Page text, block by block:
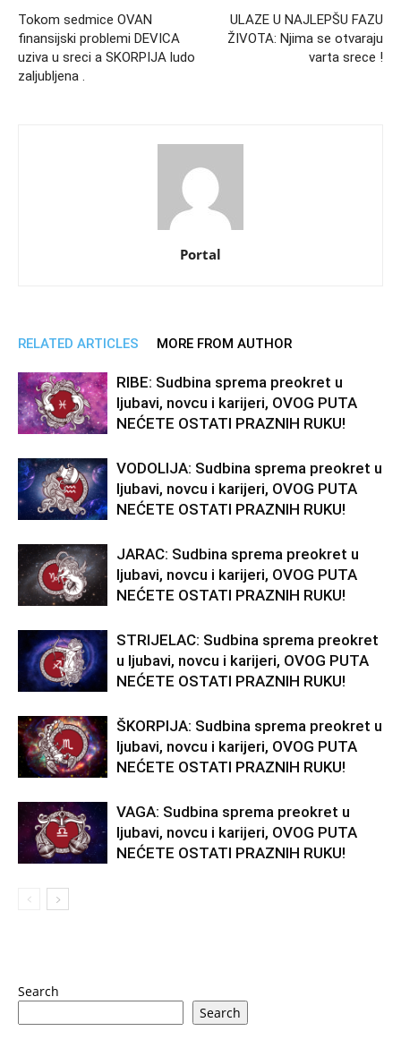
Tokom sedmice OVAN
finansijski problemi DEVICA
uziva u sreci a SKORPIJA ludo
zaljubljena .
ULAZE U NAJLEPŠU FAZU
ŽIVOTA: Njima se otvaraju
varta srece !
Portal
RELATED ARTICLES MORE FROM AUTHOR
RIBE: Sudbina sprema preokret u
ljubavi, novcu i karijeri, OVOG PUTA
NEĆETE OSTATI PRAZNIH RUKU!
VODOLIJA: Sudbina sprema preokret u
ljubavi, novcu i karijeri, OVOG PUTA
NEĆETE OSTATI PRAZNIH RUKU!
JARAC: Sudbina sprema preokret u
ljubavi, novcu i karijeri, OVOG PUTA
NEĆETE OSTATI PRAZNIH RUKU!
STRIJELAC: Sudbina sprema preokret
u ljubavi, novcu i karijeri, OVOG PUTA
NEĆETE OSTATI PRAZNIH RUKU!
ŠKORPIJA: Sudbina sprema preokret u
ljubavi, novcu i karijeri, OVOG PUTA
NEĆETE OSTATI PRAZNIH RUKU!
VAGA: Sudbina sprema preokret u
ljubavi, novcu i karijeri, OVOG PUTA
NEĆETE OSTATI PRAZNIH RUKU!
Search
Search